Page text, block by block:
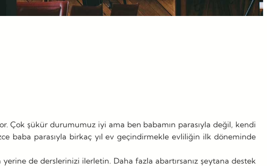
Çok şükür durumumuz iyi ama ben babamın parasıyla değil, kendi
baba parasıyla birkaç yıl ev geçindirmekle evliliğin ilk döneminde
yerine de derslerinizi ilerletin. Daha fazla abartırsanız şeytana destek